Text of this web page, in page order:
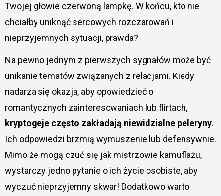
Twojej głowie czerwoną lampkę. W końcu, kto nie
chciałby uniknąć sercowych rozczarowań i
nieprzyjemnych sytuacji, prawda?
Na pewno jednym z pierwszych sygnałów może być
unikanie tematów związanych z relacjami. Kiedy
nadarza się okazja, aby opowiedzieć o
romantycznych zainteresowaniach lub flirtach,
kryptogeje często zakładają niewidzialne peleryny.
Ich odpowiedzi brzmią wymuszenie lub defensywnie.
Mimo że mogą czuć się jak mistrzowie kamuflażu,
wystarczy jedno pytanie o ich życie osobiste, aby
wyczuć nieprzyjemny skwar! Dodatkowo warto